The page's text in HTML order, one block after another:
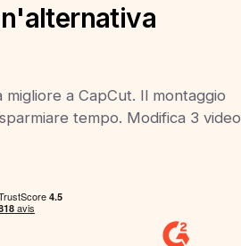
a CapCut. Il montaggio
tempo. Modifica 3 video